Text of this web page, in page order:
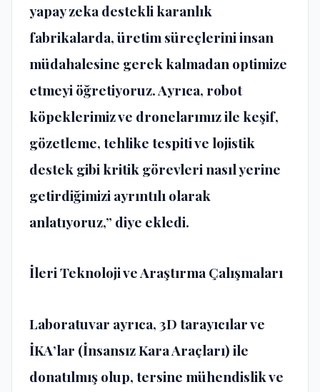
yapay zeka destekli karanlık
fabrikalarda, üretim süreçlerini insan
müdahalesine gerek kalmadan optimize
etmeyi öğretiyoruz. Ayrıca, robot
köpeklerimiz ve dronelarımız ile keşif,
gözetleme, tehlike tespiti ve lojistik
destek gibi kritik görevleri nasıl yerine
getirdiğimizi ayrıntılı olarak
anlatıyoruz,” diye ekledi.
İleri Teknoloji ve Araştırma Çalışmaları
Laboratuvar ayrıca, 3D tarayıcılar ve
İKA’lar (İnsansız Kara Araçları) ile
donatılmış olup, tersine mühendislik ve